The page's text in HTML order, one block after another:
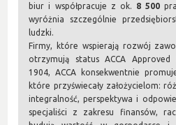
biur i współpracuje z ok. 8 500
wyróżnia szczególnie
ludzki.
Firmy, które wspierają rozwój
otrzymują status ACCA Approved
1904, ACCA konsekwentnie
które przyświecały założycielom:
integralność, perspektywa i
specjaliści z zakresu finansów,